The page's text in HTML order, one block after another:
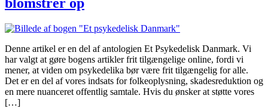
Denne artikel er en del af antologien Et Psykedelisk Danmark. Vi
har valgt at gøre bogens artikler frit tilgængelige online, fordi vi
mener, at viden om psykedelika bør være frit tilgængelig for alle.
Det er en del af vores indsats for folkeoplysning, skadesreduktion og
en mere nuanceret offentlig samtale. Hvis du ønsker at støtte vores
[…]